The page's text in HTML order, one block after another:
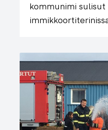
kommunimi sulisut